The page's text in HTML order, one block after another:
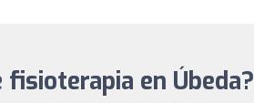
en Úbeda?